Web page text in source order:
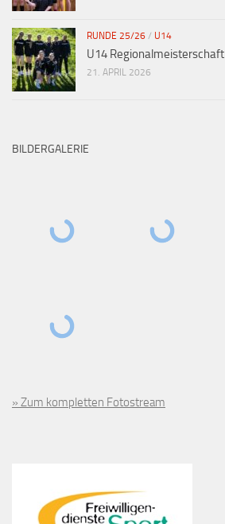
RUNDE 25/26 / U14
U14 Regionalmeisterschaft
21. APRIL 2026
BILDERGALERIE
» Zum kompletten Fotostream